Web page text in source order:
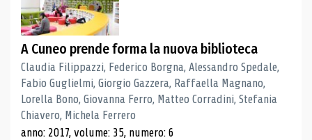
A Cuneo prende forma la nuova biblioteca
Claudia Filippazzi, Federico Borgna, Alessandro Spedale,
Fabio Guglielmi, Giorgio Gazzera, Raffaella Magnano,
Lorella Bono, Giovanna Ferro, Matteo Corradini, Stefania
Chiavero, Michela Ferrero
anno: 2017, volume: 35, numero: 6